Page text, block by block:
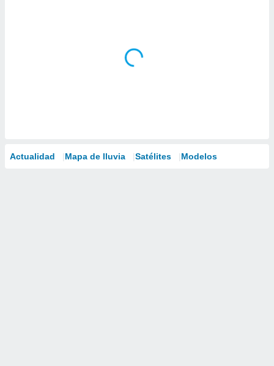
Actualidad Mapa de lluvia Satélites Modelos